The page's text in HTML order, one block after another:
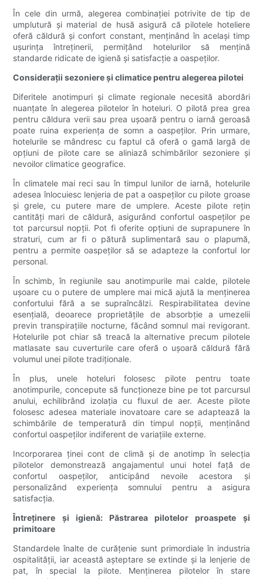
În cele din urmă, alegerea combinației potrivite de tip de
umplutură și material de husă asigură că pilotele hoteliere
oferă căldură și confort constant, menținând în același timp
ușurința întreținerii, permițând hotelurilor să mențină
standarde ridicate de igienă și satisfacție a oaspeților.
Considerații sezoniere și climatice pentru alegerea pilotei
Diferitele anotimpuri și climate regionale necesită abordări
nuanțate în alegerea pilotelor în hoteluri. O pilotă prea grea
pentru căldura verii sau prea ușoară pentru o iarnă geroasă
poate ruina experiența de somn a oaspeților. Prin urmare,
hotelurile se mândresc cu faptul că oferă o gamă largă de
opțiuni de pilote care se aliniază schimbărilor sezoniere și
nevoilor climatice geografice.
În climatele mai reci sau în timpul lunilor de iarnă, hotelurile
adesea înlocuiesc lenjeria de pat a oaspeților cu pilote groase
și grele, cu putere mare de umplere. Aceste pilote rețin
cantități mari de căldură, asigurând confortul oaspeților pe
tot parcursul nopții. Pot fi oferite opțiuni de suprapunere în
straturi, cum ar fi o pătură suplimentară sau o plapumă,
pentru a permite oaspeților să se adapteze la confortul lor
personal.
În schimb, în ​​regiunile sau anotimpurile mai calde, pilotele
ușoare cu o putere de umplere mai mică ajută la menținerea
confortului fără a se supraîncălzi. Respirabilitatea devine
esențială, deoarece proprietățile de absorbție a umezelii
previn transpirațiile nocturne, făcând somnul mai revigorant.
Hotelurile pot chiar să treacă la alternative precum pilotele
matlasate sau cuverturile care oferă o ușoară căldură fără
volumul unei pilote tradiționale.
În plus, unele hoteluri folosesc pilote pentru toate
anotimpurile, concepute să funcționeze bine pe tot parcursul
anului, echilibrând izolația cu fluxul de aer. Aceste pilote
folosesc adesea materiale inovatoare care se adaptează la
schimbările de temperatură din timpul nopții, menținând
confortul oaspeților indiferent de variațiile externe.
Incorporarea ținei cont de climă și de anotimp în selecția
pilotelor demonstrează angajamentul unui hotel față de
confortul oaspeților, anticipând nevoile acestora și
personalizând experiența somnului pentru a asigura
satisfacția.
Întreținere și igienă: Păstrarea pilotelor proaspete și
primitoare
Standardele înalte de curățenie sunt primordiale în industria
ospitalității, iar această așteptare se extinde și la lenjerie de
pat, în special la pilote. Menținerea pilotelor în stare